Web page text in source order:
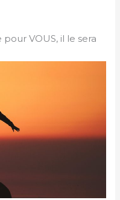
pour VOUS, il le sera